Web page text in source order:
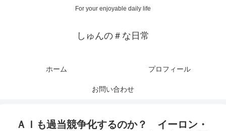
For your enjoyable daily life
しゅんの＃な日常
ホーム プロフィール
お問い合わせ
ＡＩも過当競争化するのか？ イーロン・